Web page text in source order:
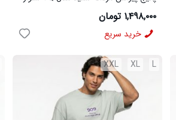
مردانه مشکی مدل MOBIN
۱,۴۹۸,۰۰۰ تومان
خرید سریع
L
XL
XXL